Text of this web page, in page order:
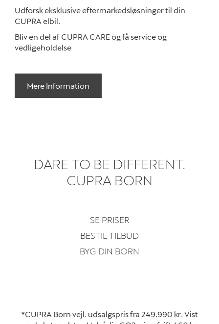
Udforsk eksklusive eftermarkeds­løsninger til din
CUPRA elbil.
Bliv en del af CUPRA CARE og få service og
vedligeholdelse
Mere Information
DARE TO BE DIFFERENT.
CUPRA BORN
SE PRISER
BESTIL TILBUD
BYG DIN BORN
*CUPRA Born vejl. udsalgspris fra 249.990 kr. Vist